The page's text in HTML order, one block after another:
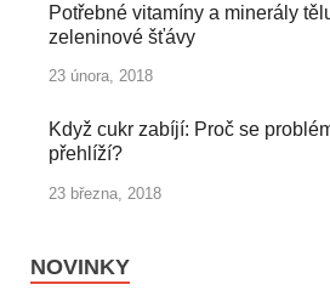
Potřebné vitamíny a minerály
zeleninové šťávy
23 února, 2018
Když cukr zabíjí: Proč se
přehlíží?
23 března, 2018
NOVINKY